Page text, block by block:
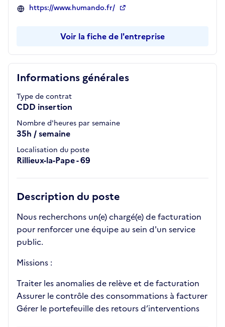
Informations générales
Type de contrat
CDD insertion
Nombre d'heures par semaine
35h / semaine
Localisation du poste
Rillieux-la-Pape - 69
Description du poste
Nous recherchons un(e) chargé(e) de facturation
pour renforcer une équipe au sein d'un service
public.
Missions :
Traiter les anomalies de relève et de facturation
Assurer le contrôle des consommations à facturer
Gérer le portefeuille des retours d’interventions
Copier
https://www.humando.fr/
Voir la fiche de l'entreprise